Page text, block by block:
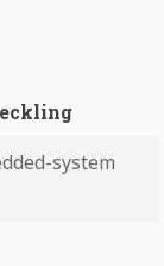
system